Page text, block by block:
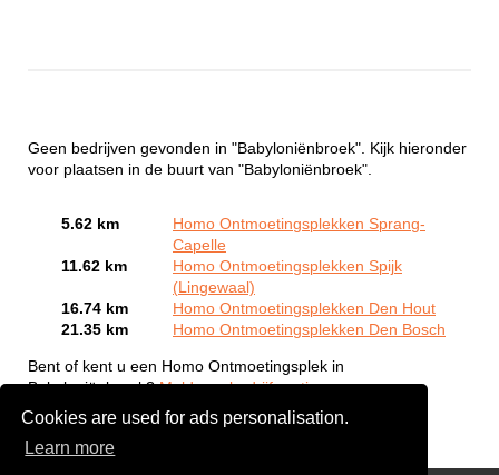
Cookies are used for ads personalisation.
Learn more
Geen bedrijven gevonden in "Babyloniënbroek". Kijk hieronder
voor plaatsen in de buurt van "Babyloniënbroek".
5.62 km
Homo Ontmoetingsplekken Sprang-
Capelle
11.62 km
Homo Ontmoetingsplekken Spijk
(Lingewaal)
16.74 km
Homo Ontmoetingsplekken Den Hout
21.35 km
Homo Ontmoetingsplekken Den Bosch
Bent of kent u een Homo Ontmoetingsplek in
Babyloniënbroek?Meld een bedrijf gratis aan